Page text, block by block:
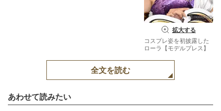
拡大する
コスプレ姿を初披露した
ローラ【モデルプレス】
全文を読む
あわせて読みたい